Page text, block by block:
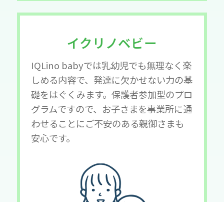
イクリノベビー
IQLino babyでは乳幼児でも無理なく楽
しめる内容で、発達に欠かせない力の基
礎をはぐくみます。保護者参加型のプロ
グラムですので、お子さまを事業所に通
わせることにご不安のある親御さまも
安心です。